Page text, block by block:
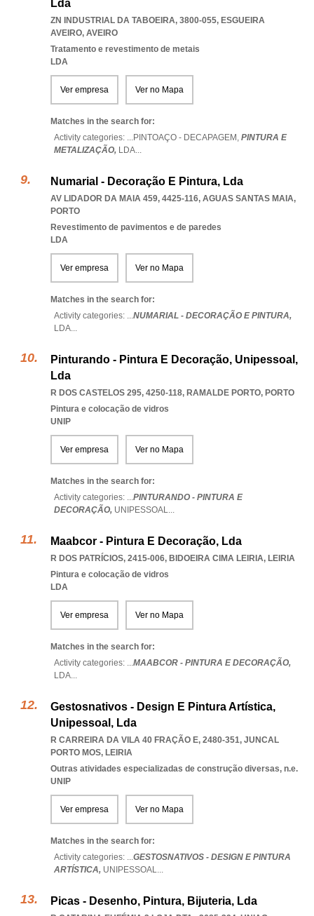
Lda
ZN INDUSTRIAL DA TABOEIRA, 3800-055, ESGUEIRA
AVEIRO, AVEIRO
Tratamento e revestimento de metais
LDA
Ver empresa Ver no Mapa
Matches in the search for:
Activity categories: ...PINTOAÇO - DECAPAGEM, PINTURA E
METALIZAÇÃO, LDA...
Numarial - Decoração E Pintura, Lda
AV LIDADOR DA MAIA 459, 4425-116, AGUAS SANTAS MAIA,
PORTO
Revestimento de pavimentos e de paredes
LDA
Ver empresa Ver no Mapa
Matches in the search for:
Activity categories: ...NUMARIAL - DECORAÇÃO E PINTURA,
LDA...
Pinturando - Pintura E Decoração, Unipessoal,
Lda
R DOS CASTELOS 295, 4250-118, RAMALDE PORTO, PORTO
Pintura e colocação de vidros
UNIP
Ver empresa Ver no Mapa
Matches in the search for:
Activity categories: ...PINTURANDO - PINTURA E
DECORAÇÃO, UNIPESSOAL...
Maabcor - Pintura E Decoração, Lda
R DOS PATRÍCIOS, 2415-006, BIDOEIRA CIMA LEIRIA, LEIRIA
Pintura e colocação de vidros
LDA
Ver empresa Ver no Mapa
Matches in the search for:
Activity categories: ...MAABCOR - PINTURA E DECORAÇÃO,
LDA...
Gestosnativos - Design E Pintura Artística,
Unipessoal, Lda
R CARREIRA DA VILA 40 FRAÇÃO E, 2480-351, JUNCAL
PORTO MOS, LEIRIA
Outras atividades especializadas de construção diversas, n.e.
UNIP
Ver empresa Ver no Mapa
Matches in the search for:
Activity categories: ...GESTOSNATIVOS - DESIGN E PINTURA
ARTÍSTICA, UNIPESSOAL...
Picas - Desenho, Pintura, Bijuteria, Lda